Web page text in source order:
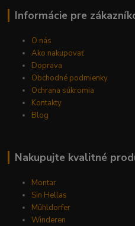
Informácie pre
O nás
Ako nakupovať
Doprava
Obchodné podmienky
Ochrana súkromia
Kontakty
Blog
Nakupujte kvalitné
Montar
Sin Hellas
Mühldorfer
Winderen